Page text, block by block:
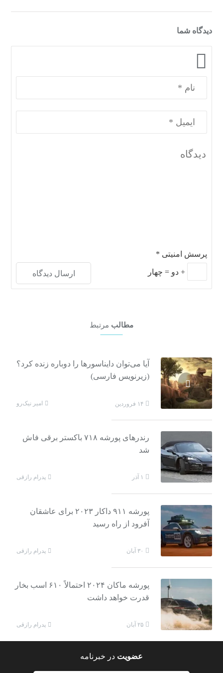
دیدگاه شما
پرسش امنیتی *
+دو = چهار
مطالب مرتبط
آیا می‌توان دایناسورها را دوباره زنده کرد؟
(زیرنویس فارسی)
۱۴ فروردین امیر نیک‌رو
رندرهای پورشه ۷۱۸ باکستر برقی فاش
شد
۱ آذر پدرام رازقی
پورشه ۹۱۱ داکار ۲۰۲۳ برای عاشقان
آفرود از راه رسید
۳۰ آبان پدرام رازقی
پورشه ماکان ۲۰۲۴ احتمالاً ۶۱۰ اسب بخار
قدرت خواهد داشت
۲۵ آبان پدرام رازقی
عضویت در خبرنامه